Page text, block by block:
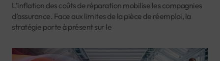
L’inflation des coûts de réparation mobilise les compagnies
d’assurance. Face aux limites de la pièce de réemploi, la
stratégie porte à présent sur le